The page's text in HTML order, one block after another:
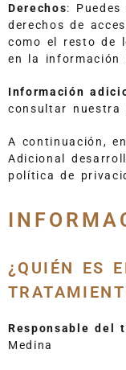
Derechos:
derechos de
como el resto de
en la información
Información
consultar nuestra
A continuación,
Adicional
política de
¿QUIÉN ES
Responsable del
Medina